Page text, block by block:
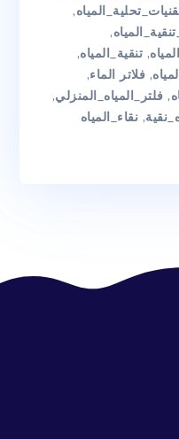
,
,
, تنقية_المياه,
, فلاتر الماء,
, فلتر_المياه_المنزلي,
, نقاء_المياه